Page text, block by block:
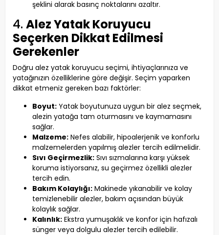
şeklini alarak basınç noktalarını azaltır.
4. Alez Yatak Koruyucu
Seçerken Dikkat Edilmesi
Gerekenler
Doğru alez yatak koruyucu seçimi, ihtiyaçlarınıza ve
yatağınızın özelliklerine göre değişir. Seçim yaparken
dikkat etmeniz gereken bazı faktörler:
Boyut: Yatak boyutunuza uygun bir alez seçmek,
alezin yatağa tam oturmasını ve kaymamasını
sağlar.
Malzeme: Nefes alabilir, hipoalerjenik ve konforlu
malzemelerden yapılmış alezler tercih edilmelidir.
Sıvı Geçirmezlik: Sıvı sızmalarına karşı yüksek
koruma istiyorsanız, su geçirmez özellikli alezler
tercih edin.
Bakım Kolaylığı: Makinede yıkanabilir ve kolay
temizlenebilir alezler, bakım açısından büyük
kolaylık sağlar.
Kalınlık: Ekstra yumuşaklık ve konfor için hafızalı
sünger veya dolgulu alezler tercih edilebilir.